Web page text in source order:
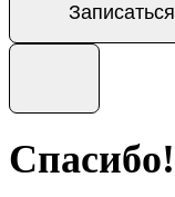
Записаться
Спасибо!